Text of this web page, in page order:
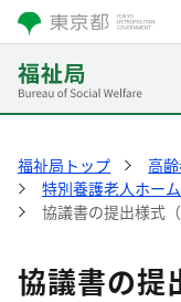
福祉局トップ 高
特別養護老人ホー
協議書の提出様式
協議書の提